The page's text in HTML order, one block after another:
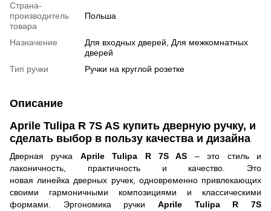
Страна-
производитель
товара
Польша
Назначение
Для входных дверей, Для межкомнатных
дверей
Тип ручки
Ручки на круглой розетке
Описание
Aprile Tulipa R 7S AS купить дверную ручку, и
сделать выбор в пользу качества и дизайна
Дверная ручка Aprile Tulipa R 7S AS – это стиль и
лаконичность, практичность и качество. Это
новая линейка дверных ручек, одновременно привлекающих
своими гармоничными композициями и классическими
формами. Эргономика ручки Aprile Tulipa R 7S